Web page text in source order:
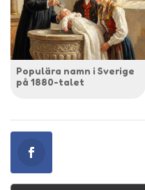
Populära namn i Sverige
på 1880-talet